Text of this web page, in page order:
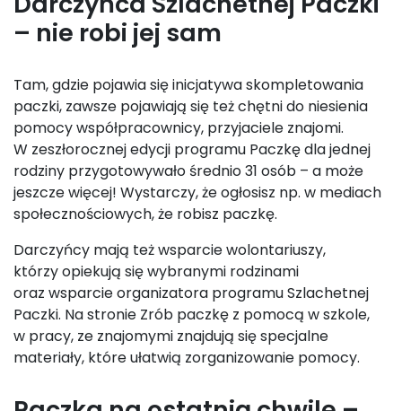
– nie robi jej sam
Tam, gdzie pojawia się inicjatywa skompletowania
paczki, zawsze pojawiają się też chętni do niesienia
pomocy współpracownicy, przyjaciele znajomi.
W zeszłorocznej edycji programu Paczkę dla jednej
rodziny przygotowywało średnio 31 osób – a może
jeszcze więcej! Wystarczy, że ogłosisz np. w mediach
społecznościowych, że robisz paczkę.
Darczyńcy mają też wsparcie wolontariuszy,
którzy opiekują się wybranymi rodzinami
oraz wsparcie organizatora programu Szlachetnej
Paczki. Na stronie Zrób paczkę z pomocą w szkole,
w pracy, ze znajomymi znajdują się specjalne
materiały, które ułatwią zorganizowanie pomocy.